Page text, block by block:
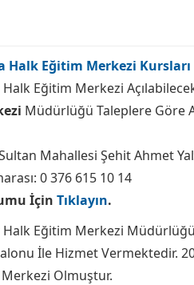
Halk Eğitim Merkezi Kursları
Halk Eğitim Merkezi
Müdürlüğü Taleplere Göre
Mahallesi Şehit Ahmet
0 376 615 10 14
İçin Tıklayın.
Halk Eğitim Merkezi Müdürlüğü
İle Hizmet Vermektedir.
Olmuştur.